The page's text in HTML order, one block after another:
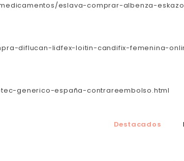
eslava-comprar-albenza-
diflucan-lidfex-loitin-candifix-femenina-
generico-españa-contrareembolso.html
Destacados